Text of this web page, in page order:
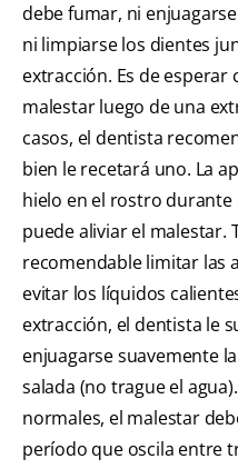
debe fumar, ni
ni limpiarse los dientes
extracción. Es de
malestar luego de una
casos, el dentista
bien le recetará uno. La
hielo en el rostro
puede aliviar el malestar.
recomendable limitar las
evitar los líquidos
extracción, el dentista le
enjuagarse suavemente
salada (no trague el
normales, el malestar
período que oscila entre